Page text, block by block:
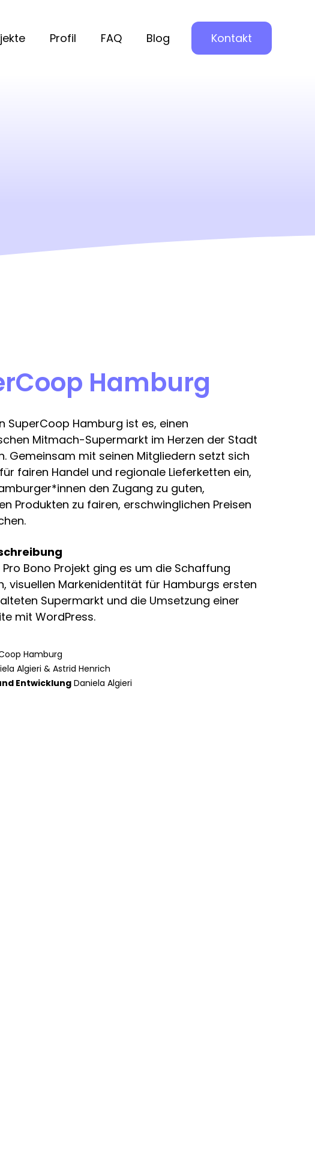
Profil FAQ Blog Kontakt
Hamburg
SuperCoop Hamburg ist es, einen
Mitmach-Supermarkt im Herzen der Stadt
Gemeinsam mit seinen Mitgliedern setzt sich
fairen Handel und regionale Lieferketten ein,
den Zugang zu guten,
Produkten zu fairen, erschwinglichen Preisen
Pro Bono Projekt ging es um die Schaffung
visuellen Markenidentität für Hamburgs ersten
Supermarkt und die Umsetzung einer
mit WordPress.
Hamburg
Algieri & Astrid Henrich
Entwicklung Daniela Algieri